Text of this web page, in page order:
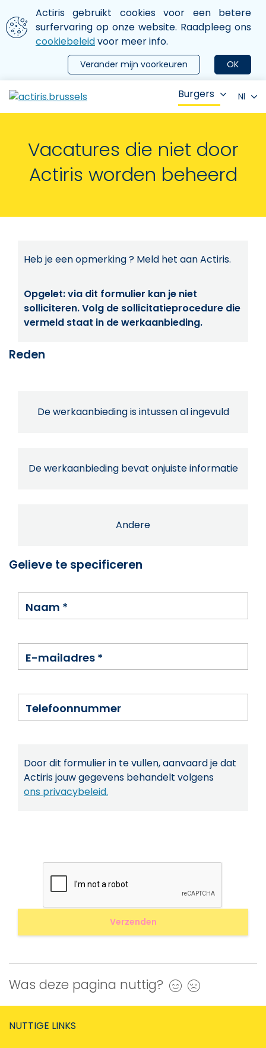
Aller au contenu principal
We gebruiken cookies
Actiris gebruikt cookies voor een betere
surfervaring op onze website. Raadpleeg ons
cookiebeleidvoor meer info.
OK
Verander mijn voorkeuren
le menu
Burgers Nl
Vacatures die niet door
Actiris worden beheerd
Heb je een opmerking ? Meld het aan Actiris.
Opgelet: via dit formulier kan je niet
solliciteren. Volg de sollicitatieprocedure die
vermeld staat in de werkaanbieding.
Reden
De werkaanbieding is intussen al ingevuld
De werkaanbieding bevat onjuiste informatie
Andere
Gelieve te specificeren
Naam *
E-mailadres *
Telefoonnummer
Door dit formulier in te vullen, aanvaard je dat
Actiris jouw gegevens behandelt volgens
ons privacybeleid.
Was deze pagina nuttig? Ja
NUTTIGE LINKS